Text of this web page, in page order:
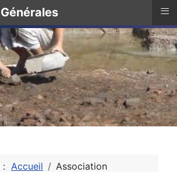
: Accueil
Association
≡